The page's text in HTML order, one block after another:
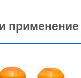
применение